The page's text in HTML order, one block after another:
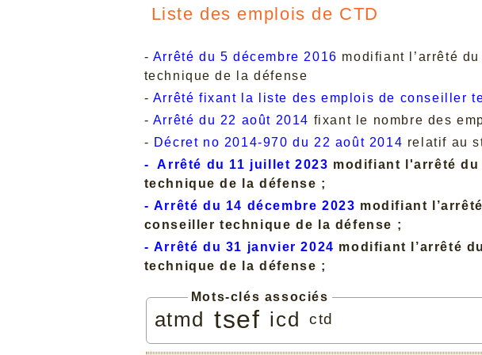
Liste des emplois de CTD
- Arrêté du 5 décembre 2016 modifiant l’arrêté
technique de la défense
- Arrêté fixant la liste des emplois de conseiller
- Arrêté du 22 août 2014 fixant le nombre des
- Décret no 2014-970 du 22 août 2014 relatif au
-Arrêté du 11 juillet 2023 modifiant l'arrêté
technique de la défense ;
- Arrêté du 14 décembre 2023 modifiant
conseiller technique de la défense ;
- Arrêté du 31 janvier 2024 modifiant l’arrêté
technique de la défense ;
Mots-clés associés
atmd tsef icd ctd